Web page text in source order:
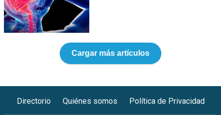
Cargar más artículos
Directorio Quiénes somos Política de Privacidad